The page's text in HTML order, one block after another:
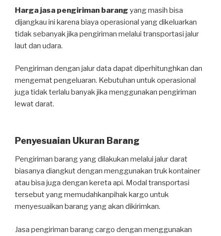
Harga jasa pengiriman barang yang masih bisa
dijangkau ini karena biaya operasional yang dikeluarkan
tidak sebanyak jika pengiriman melalui transportasi jalur
laut dan udara.
Pengiriman dengan jalur data dapat diperhitunghkan dan
mengemat pengeluaran. Kebutuhan untuk operasional
juga tidak terlalu banyak jika menggunakan pengiriman
lewat darat.
Penyesuaian Ukuran Barang
Pengiriman barang yang dilakukan melalui jalur darat
biasanya diangkut dengan menggunakan truk kontainer
atau bisa juga dengan kereta api. Modal transportasi
tersebut yang memudahkanpihak kargo untuk
menyesuaikan barang yang akan dikirimkan.
Jasa pengiriman barang cargo dengan menggunakan